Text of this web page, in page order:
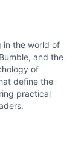
in the world of
and the
of
define the
practical